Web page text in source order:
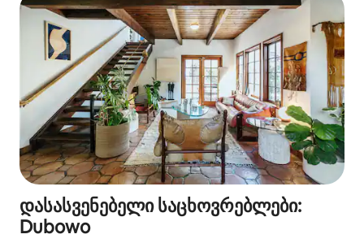
დასასვენებელი საცხოვრებლები:
Dubowo